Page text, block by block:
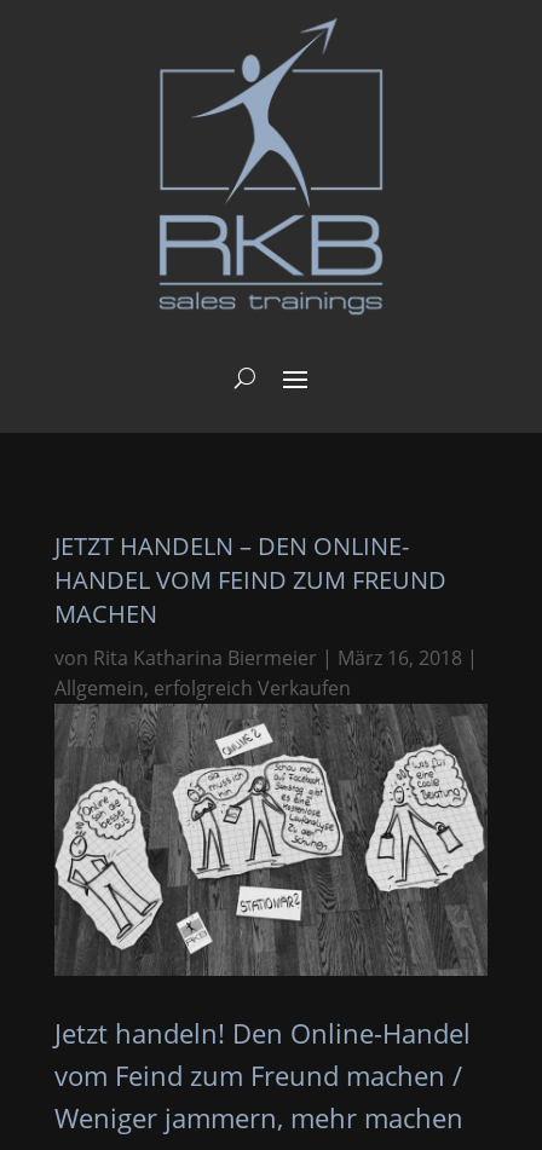
JETZT HANDELN – DEN ONLINE-
HANDEL VOM FEIND ZUM FREUND
MACHEN
von Rita Katharina Biermeier | März 16, 2018 |
Allgemein, erfolgreich Verkaufen
Jetzt handeln! Den Online-Handel
vom Feind zum Freund machen /
Weniger jammern, mehr machen